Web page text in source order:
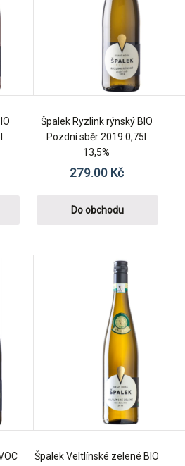
Špalek Ryzlink rýnský BIO
Pozdní sběr 2019 0,75l
13,5%
279.00 Kč
Do obchodu
Špalek Veltlínské zelené BIO